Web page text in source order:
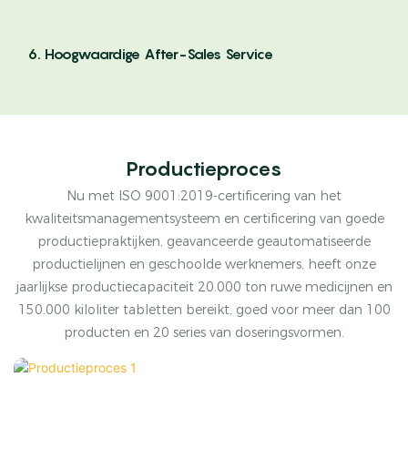
6. Hoogwaardige After-Sales Service
Productieproces
Nu met ISO 9001:2019-certificering van het
kwaliteitsmanagementsysteem en certificering van goede
productiepraktijken, geavanceerde geautomatiseerde
productielijnen en geschoolde werknemers, heeft onze
jaarlijkse productiecapaciteit 20.000 ton ruwe medicijnen en
150.000 kiloliter tabletten bereikt, goed voor meer dan 100
producten en 20 series van doseringsvormen.